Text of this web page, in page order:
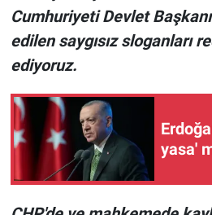
Cumhuriyeti Devlet
edilen saygısız sloganları
ediyoruz.
yasa'